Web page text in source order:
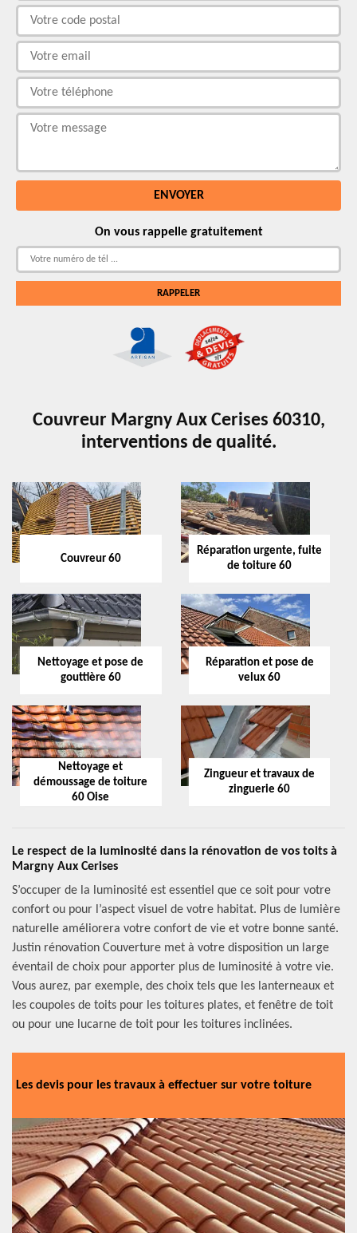
On vous rappelle gratuitement
Couvreur Margny Aux Cerises 60310,
interventions de qualité.
Couvreur 60
Réparation urgente, fuite
de toiture 60
Nettoyage et pose de
gouttière 60
Réparation et pose de
velux 60
Nettoyage et
démoussage de toiture
60 Oise
Zingueur et travaux de
zinguerie 60
Le respect de la luminosité dans la rénovation de vos toits à
Margny Aux Cerises
S’occuper de la luminosité est essentiel que ce soit pour votre
confort ou pour l’aspect visuel de votre habitat. Plus de lumière
naturelle améliorera votre confort de vie et votre bonne santé.
Justin rénovation Couverture met à votre disposition un large
éventail de choix pour apporter plus de luminosité à votre vie.
Vous aurez, par exemple, des choix tels que les lanterneaux et
les coupoles de toits pour les toitures plates, et fenêtre de toit
ou pour une lucarne de toit pour les toitures inclinées.
Les devis pour les travaux à effectuer sur votre toiture